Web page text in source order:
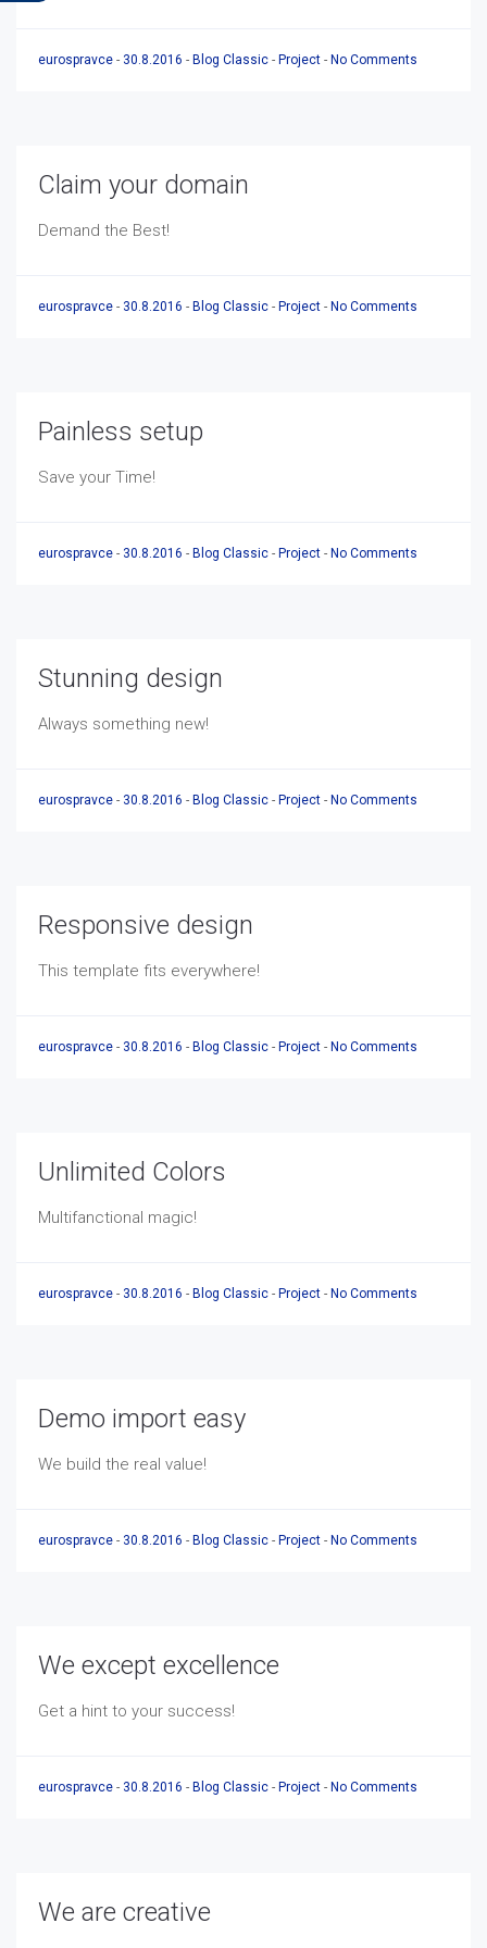
eurospravce - 30.8.2016 - Blog Classic - Project - No Comments
Claim your domain
Demand the Best!
eurospravce - 30.8.2016 - Blog Classic - Project - No Comments
Painless setup
Save your Time!
eurospravce - 30.8.2016 - Blog Classic - Project - No Comments
Stunning design
Always something new!
eurospravce - 30.8.2016 - Blog Classic - Project - No Comments
Responsive design
This template fits everywhere!
eurospravce - 30.8.2016 - Blog Classic - Project - No Comments
Unlimited Colors
Multifanctional magic!
eurospravce - 30.8.2016 - Blog Classic - Project - No Comments
Demo import easy
We build the real value!
eurospravce - 30.8.2016 - Blog Classic - Project - No Comments
We except excellence
Get a hint to your success!
eurospravce - 30.8.2016 - Blog Classic - Project - No Comments
We are creative